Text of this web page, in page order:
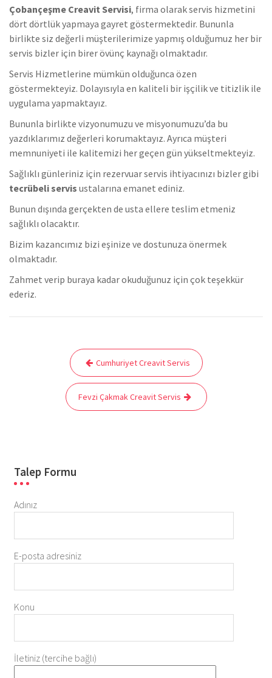
Çobançeşme Creavit Servisi, firma olarak servis hizmetini
dört dörtlük yapmaya gayret göstermektedir. Bununla
birlikte siz değerli müşterilerimize yapmış olduğumuz her bir
servis bizler için birer övünç kaynağı olmaktadır.
Servis Hizmetlerine mümkün olduğunca özen
göstermekteyiz. Dolayısıyla en kaliteli bir işçilik ve titizlik ile
uygulama yapmaktayız.
Bununla birlikte vizyonumuzu ve misyonumuzu’da bu
yazdıklarımız değerleri korumaktayız. Ayrıca müşteri
memnuniyeti ile kalitemizi her geçen gün yükseltmekteyiz.
Sağlıklı günleriniz için rezervuar servis ihtiyacınızı bizler gibi
tecrübeli servis ustalarına emanet ediniz.
Bunun dışında gerçekten de usta ellere teslim etmeniz
sağlıklı olacaktır.
Bizim kazancımız bizi eşinize ve dostunuza önermek
olmaktadır.
Zahmet verip buraya kadar okuduğunuz için çok teşekkür
ederiz.
gezinmesi
Cumhuriyet Creavit Servis
Fevzi Çakmak Creavit Servis
Talep Formu
Adınız
E-posta adresiniz
Konu
İletiniz (tercihe bağlı)